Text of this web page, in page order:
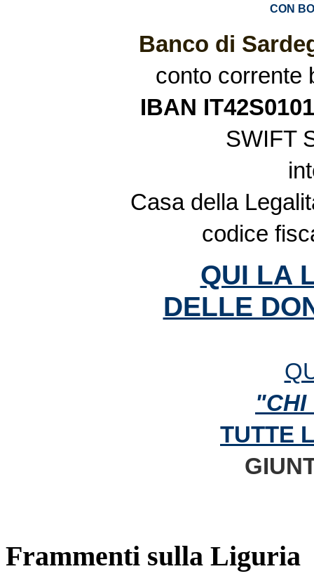
CON
Banco di
conto corrente
IBAN
SWIFT
Casa della
codice
QUI LA
DELLE
"CHI
TUTTE
Frammenti sulla Liguria